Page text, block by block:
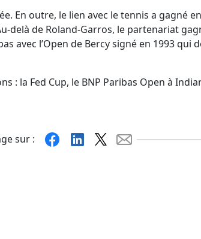
En outre, le lien avec le tennis a gagné
delà de Roland-Garros, le partenariat
avec l’Open de Bercy signé en 1993 qui
: la Fed Cup, le BNP Paribas Open à
sur : FacebookLinkedin Mail